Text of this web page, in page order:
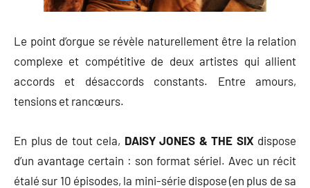
Le point d’orgue se révèle naturellement être la relation
complexe et compétitive de deux artistes qui allient
accords et désaccords constants. Entre amours,
tensions et rancœurs.
En plus de tout cela, DAISY JONES & THE SIX dispose
d’un avantage certain : son format sériel. Avec un récit
étalé sur 10 épisodes, la mini-série dispose (en plus de sa